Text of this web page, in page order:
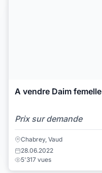
A vendre Daim femelle
Prix sur demande
Chabrey, Vaud
28.06.2022
5'317 vues